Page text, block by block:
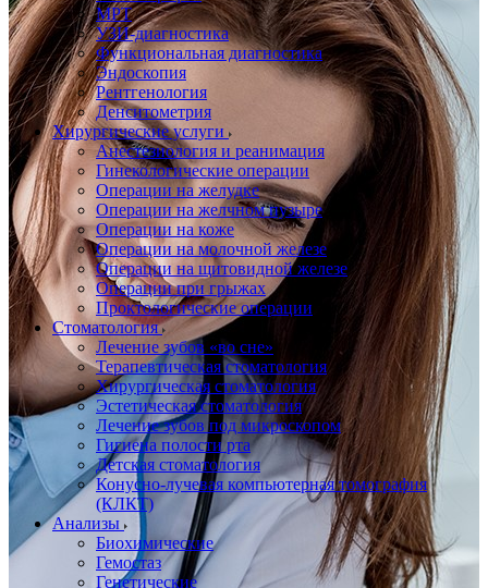
МРТ
УЗИ-диагностика
Функциональная диагностика
Эндоскопия
Рентгенология
Денситометрия
Хирургические услуги
Анестезиология и реанимация
Гинекологические операции
Операции на желудке
Операции на желчном пузыре
Операции на коже
Операции на молочной железе
Операции на щитовидной железе
Операции при грыжах
Проктологические операции
Стоматология
Лечение зубов «во сне»
Терапевтическая стоматология
Хирургическая стоматология
Эстетическая стоматология
Лечение зубов под микроскопом
Гигиена полости рта
Детская стоматология
Конусно-лучевая компьютерная томография
(КЛКТ)
Анализы
Биохимические
Гемостаз
Генетические